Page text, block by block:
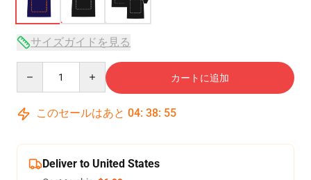
サイズガイドを見る
カートに追加
このセールはあと 04: 38: 54
Deliver to United States